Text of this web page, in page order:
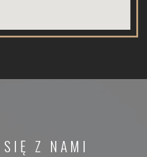
SIĘ Z NAMI